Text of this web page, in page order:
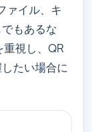
ァイル、キ
もあるな
視し、QR
たい場合に